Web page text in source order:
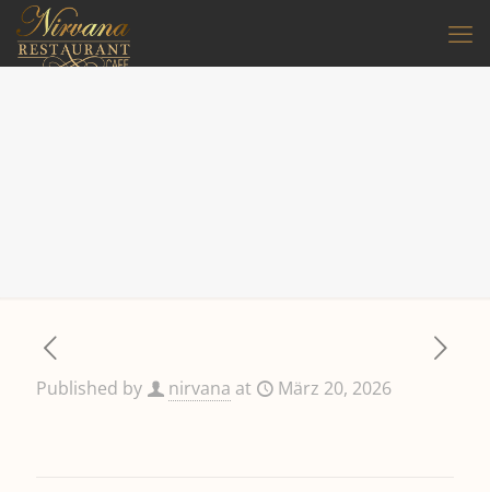
Published by nirvana at März 20, 2026